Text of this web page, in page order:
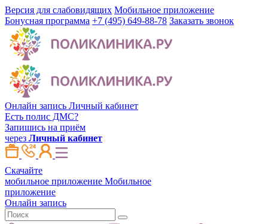
Версия для слабовидящих Мобильное приложение
Бонусная программа +7 (495) 649-88-78 Заказать звонок
Онлайн запись Личный кабинет
Есть полис ДМС?
Запишись на приём
через Личный кабинет
Скачайте
мобильное приложение Мобильное
приложение
Онлайн запись